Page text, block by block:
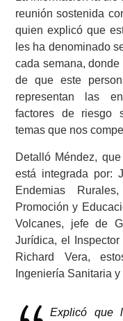
reunión sostenida
quien explicó que
les ha denominado
cada semana,
de que este
representan las
factores de riesgo
temas que nos
Detalló Méndez,
está integrada por:
Endemias
Promoción y
Volcanes, jefe de
Jurídica, el
Richard Vera,
Ingeniería Sanitaria
Explicó que